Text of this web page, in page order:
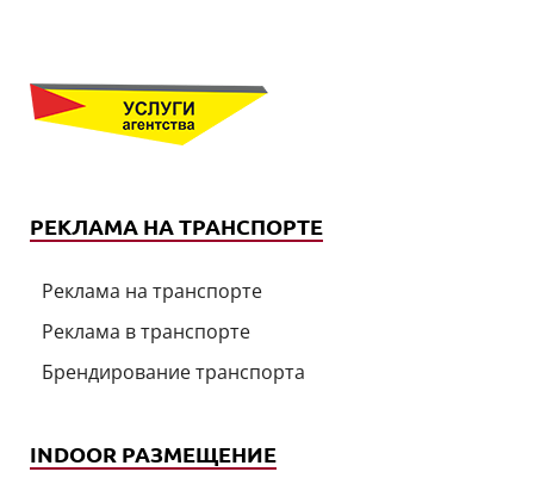
РЕКЛАМА НА ТРАНСПОРТЕ
Реклама на транспорте
Реклама в транспорте
Брендирование транспорта
INDOOR РАЗМЕЩЕНИЕ